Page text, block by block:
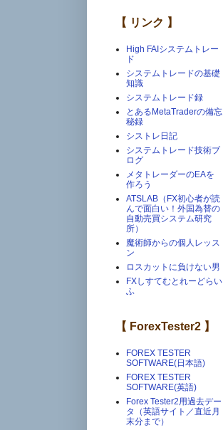
【 リンク 】
High FAIシステムトレー
ド
システムトレードの基礎
知識
システムトレード録
とあるMetaTraderの備忘
秘録
シストレ日記
システムトレード技術ブ
ログ
メタトレーダーのEAを
作ろう
ATSLAB（FX初心者が読
んで面白い！外国為替の
自動売買システム研究
所）
魔術師からの個人レッス
ン
ロスカットに負けない男
FXしすてむとれーどらい
ふ
【 ForexTester2 】
FOREX TESTER
SOFTWARE(日本語)
FOREX TESTER
SOFTWARE(英語)
Forex Tester2用過去デー
タ（英語サイト／直近月
末分まで）